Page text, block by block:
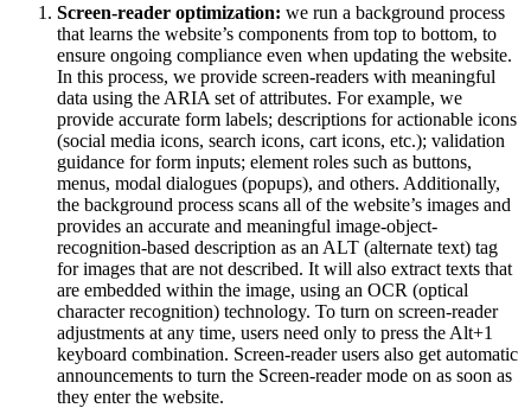
Screen-reader optimization: we run a background process
that learns the website’s components from top to bottom, to
ensure ongoing compliance even when updating the website.
In this process, we provide screen-readers with meaningful
data using the ARIA set of attributes. For example, we
provide accurate form labels; descriptions for actionable icons
(social media icons, search icons, cart icons, etc.); validation
guidance for form inputs; element roles such as buttons,
menus, modal dialogues (popups), and others. Additionally,
the background process scans all of the website’s images and
provides an accurate and meaningful image-object-
recognition-based description as an ALT (alternate text) tag
for images that are not described. It will also extract texts that
are embedded within the image, using an OCR (optical
character recognition) technology. To turn on screen-reader
adjustments at any time, users need only to press the Alt+1
keyboard combination. Screen-reader users also get automatic
announcements to turn the Screen-reader mode on as soon as
they enter the website.